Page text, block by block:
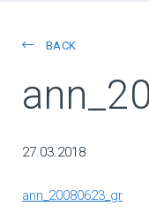
BACK
27.03.2018
ann_20080623_gr